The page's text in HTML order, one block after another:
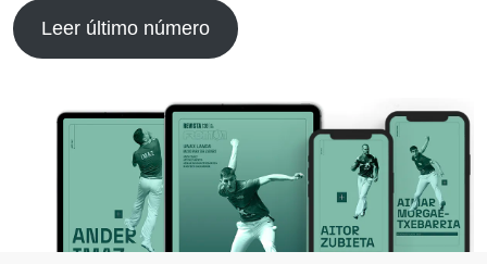
Leer último número